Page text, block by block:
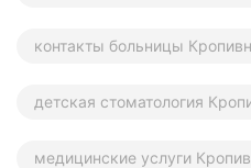
контакты больницы
детская стоматология
медицинские услуги